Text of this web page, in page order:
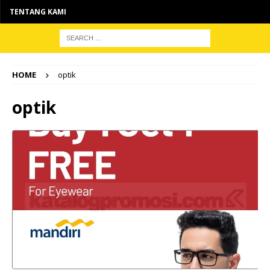
TENTANG KAMI
HOME optik
optik